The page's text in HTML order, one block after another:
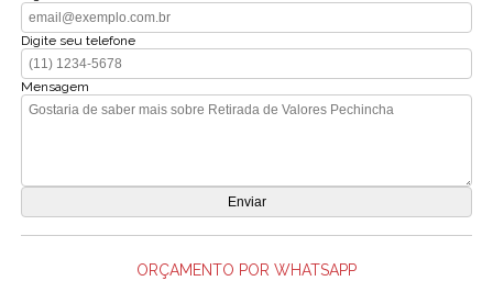
Digite seu telefone
Mensagem
ORÇAMENTO POR WHATSAPP